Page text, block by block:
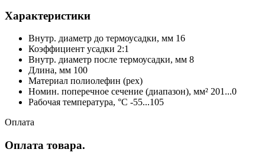
Характеристики
Внутр. диаметр до термоусадки, мм 16
Коэффициент усадки 2:1
Внутр. диаметр после термоусадки, мм 8
Длина, мм 100
Материал полиолефин (pex)
Номин. поперечное сечение (диапазон), мм² 201...0
Рабочая температура, °C -55...105
Оплата
Оплата товара.